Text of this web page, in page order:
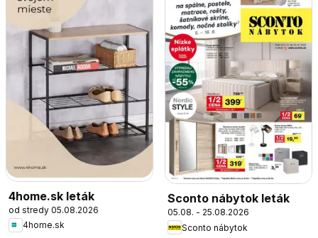
4home.sk leták
od stredy 05.08.2026
4home.sk
Sconto nábytok leták
05.08. - 25.08.2026
Sconto nábytok